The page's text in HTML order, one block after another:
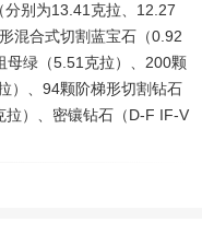
别为13.41克拉、12.27
混合式切割蓝宝石（0.92
母绿（5.51克拉）、200颗
）、94颗阶梯形切割钻石
拉）、密镶钻石（D-F IF-V